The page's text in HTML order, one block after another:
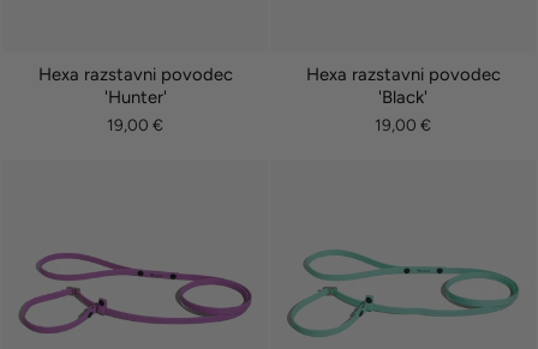
Hexa razstavni povodec
'Hunter'
19,00 €
Hexa razstavni povodec
'Black'
19,00 €